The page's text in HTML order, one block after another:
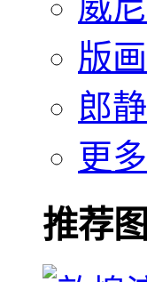
版
郎
更
推荐